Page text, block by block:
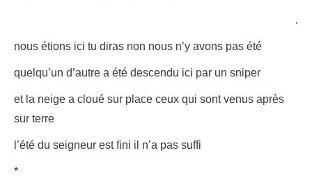
.
nous étions ici tu diras non nous n’y avons pas été
quelqu’un d’autre a été descendu ici par un sniper
et la neige a cloué sur place ceux qui sont venus après
sur terre
l’été du seigneur est fini il n’a pas suffi
*